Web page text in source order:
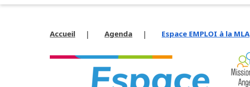
Accueil Agenda Espace EMPLOI à la MLA